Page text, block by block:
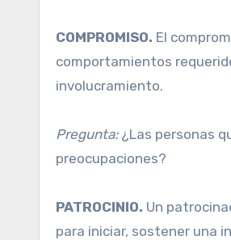
COMPROMISO. El
comportamientos
involucramiento.
Pregunta:¿Las personas
preocupaciones?
PATROCINIO. Un
para iniciar, sostener una